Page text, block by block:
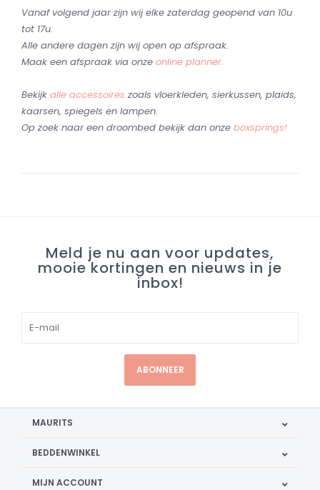
Vanaf volgend jaar zijn wij elke zaterdag geopend van 10u
tot 17u.
Alle andere dagen zijn wij open op afspraak.
Maak een afspraak via onze online planner.
Bekijk alle accessoires zoals vloerkleden, sierkussen, plaids,
kaarsen, spiegels en lampen.
Op zoek naar een droombed bekijk dan onze boxsprings!
Meld je nu aan voor updates,
mooie kortingen en nieuws in je
inbox!
ABONNEER
MAURITS
BEDDENWINKEL
MIJN ACCOUNT